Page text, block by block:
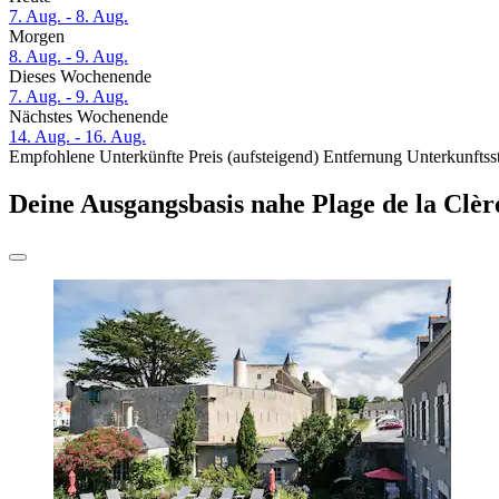
7. Aug. - 8. Aug.
Morgen
8. Aug. - 9. Aug.
Dieses Wochenende
7. Aug. - 9. Aug.
Nächstes Wochenende
14. Aug. - 16. Aug.
Empfohlene Unterkünfte Preis (aufsteigend) Entfernung
Deine Ausgangsbasis nahe Plage de la